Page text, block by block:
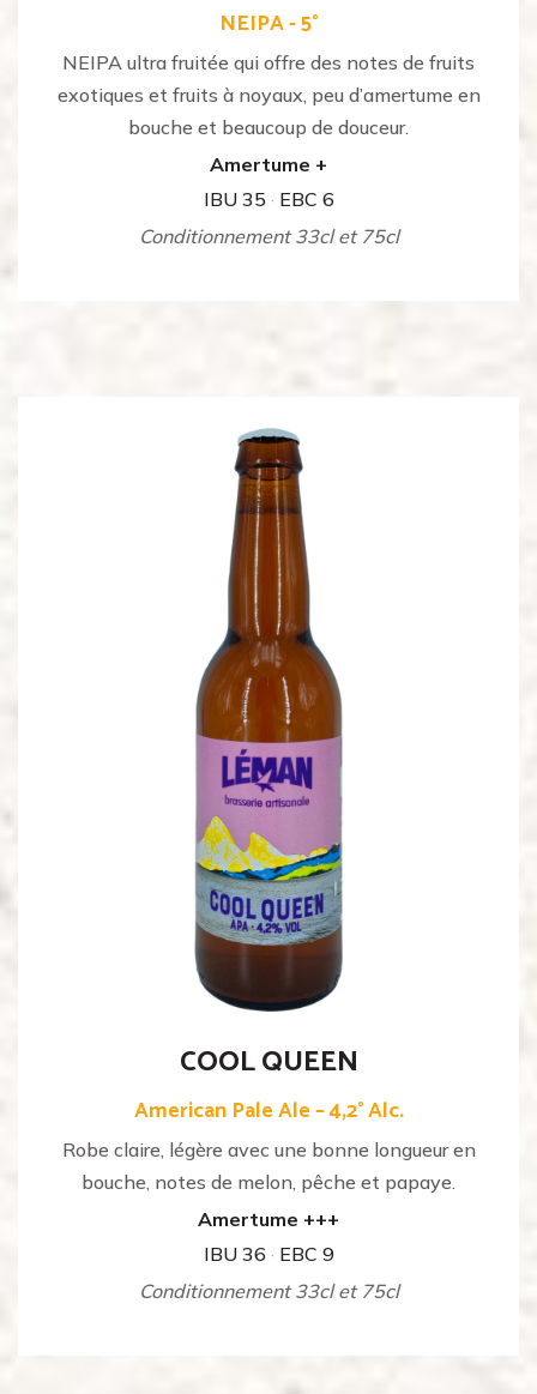
NEIPA - 5°
NEIPA ultra fruitée qui offre des notes de fruits
exotiques et fruits à noyaux, peu d’amertume en
bouche et beaucoup de douceur.
Amertume +
IBU 35· EBC 6
Conditionnement 33cl et 75cl
COOL QUEEN
American Pale Ale – 4,2° Alc.
Robe claire, légère avec une bonne longueur en
bouche, notes de melon, pêche et papaye.
Amertume +++
IBU 36· EBC 9
Conditionnement 33cl et 75cl